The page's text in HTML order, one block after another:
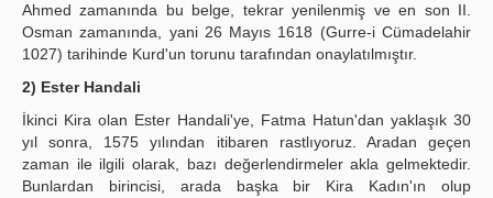
Ahmed zamanında bu belge, tekrar yenilenmiş ve en son II.
Osman zamanında, yani 26 Mayıs 1618 (Gurre-i Cümadelahir
1027) tarihinde Kurd'un torunu tarafından onaylatılmıştır.
2) Ester Handali
İkinci Kira olan Ester Handali'ye, Fatma Hatun'dan yaklaşık 30
yıl sonra, 1575 yılından itibaren rastlıyoruz. Aradan geçen
zaman ile ilgili olarak, bazı değerlendirmeler akla gelmektedir.
Bunlardan birincisi, arada başka bir Kira Kadın'ın olup